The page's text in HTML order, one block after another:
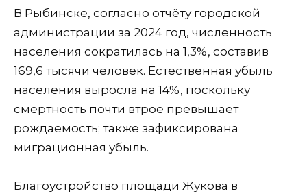
В Рыбинске, согласно отчёту городской
администрации за 2024 год, численность
населения сократилась на 1,3%, составив
169,6 тысячи человек. Естественная убыль
населения выросла на 14%, поскольку
смертность почти втрое превышает
рождаемость; также зафиксирована
миграционная убыль.
Благоустройство площади Жукова в